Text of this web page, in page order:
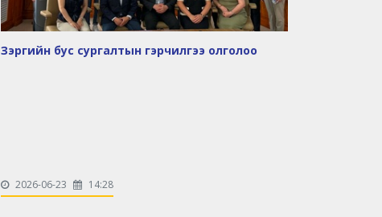
Зэргийн бус сургалтын гэрчилгээ олголоо
2026-06-23 14:28